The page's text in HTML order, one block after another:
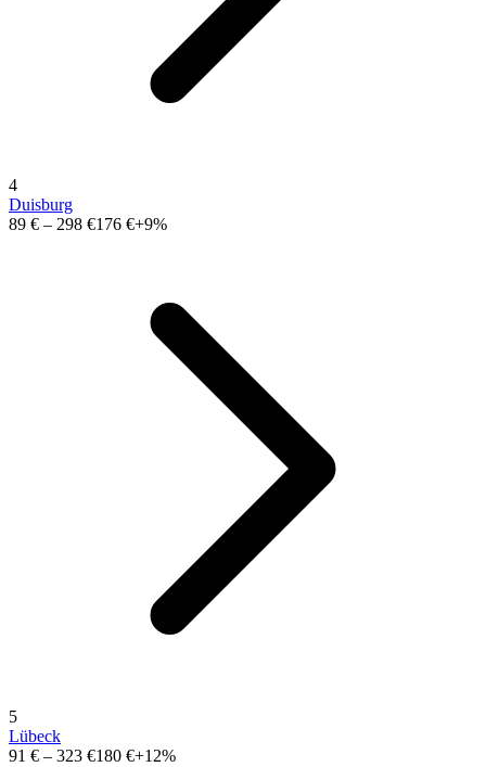
4
Duisburg
89 € – 298 €176 €+9%
5
Lübeck
91 € – 323 €180 €+12%